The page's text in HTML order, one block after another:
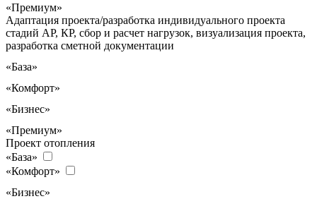
«Премиум»
Адаптация проекта/разработка индивидуального проекта
стадий АР, КР, сбор и расчет нагрузок, визуализация проекта,
разработка сметной документации
«База»
«Комфорт»
«Бизнес»
«Премиум»
Проект отопления
«База»
«Комфорт»
«Бизнес»